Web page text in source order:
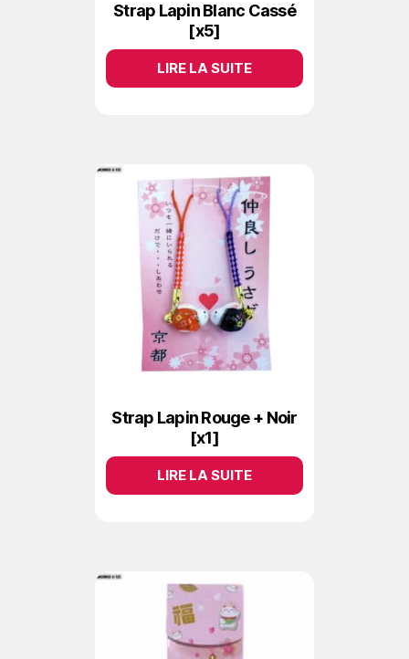
Strap Lapin Blanc Cassé
[x5]
LIRE LA SUITE
Strap Lapin Rouge + Noir
[x1]
LIRE LA SUITE